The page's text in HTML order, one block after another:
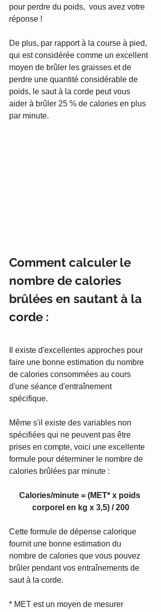
pour perdre du poids,  vous avez votre
réponse !
De plus, par rapport à la course à pied,
qui est considérée comme un excellent
moyen de brûler les graisses et de
perdre une quantité considérable de
poids, le saut à la corde peut vous
aider à brûler 25 % de calories en plus
par minute.
Comment calculer le
nombre de calories
brûlées en sautant à la
corde :
Il existe d'excellentes approches pour
faire une bonne estimation du nombre
de calories consommées au cours
d'une séance d'entraînement
spécifique.
Même s'il existe des variables non
spécifiées qui ne peuvent pas être
prises en compte, voici une excellente
formule pour déterminer le nombre de
calories brûlées par minute :
Calories/minute = (MET* x poids
corporel en kg x 3,5) / 200
Cette formule de dépense calorique
fournit une bonne estimation du
nombre de calories que vous pouvez
brûler pendant vos entraînements de
saut à la corde.
* MET est un moyen de mesurer